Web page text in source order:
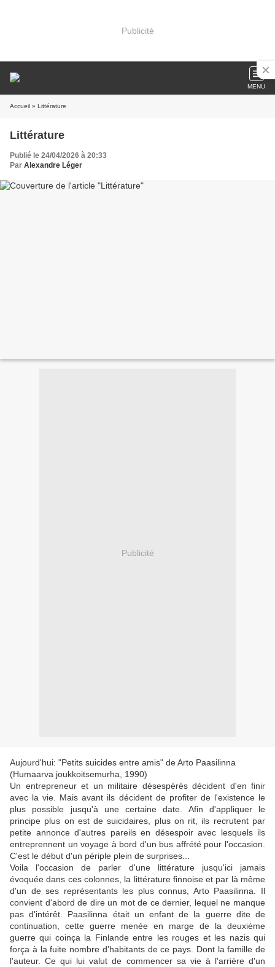
Publicité
MENU
Accueil » Littérature
Littérature
Publié le 24/04/2026 à 20:33
Par Alexandre Léger
Publicité
Aujourd'hui: "Petits suicides entre amis" de Arto Paasilinna
(Humaarva joukkoitsemurha, 1990)
Un entrepreneur et un militaire désespérés décident d'en finir
avec la vie. Mais avant ils décident de profiter de l'existence le
plus possible jusqu'à une certaine date. Afin d'appliquer le
principe plus on est de suicidaires, plus on rit, ils recrutent par
petite annonce d'autres pareils en désespoir avec lesquels ils
entreprennent un voyage à bord d'un bus affrété pour l'occasion.
C'est le début d'un périple plein de surprises...
Voila l'occasion de parler d'une littérature jusqu'ici jamais
évoquée dans ces colonnes, la littérature finnoise et par là même
d'un de ses représentants les plus connus, Arto Paasilinna. Il
convient d'abord de dire un mot de ce dernier, lequel ne manque
pas d'intérêt. Paasilinna était un enfant de la guerre dite de
continuation, cette guerre menée en marge de la deuxième
guerre qui coinça la Finlande entre les rouges et les nazis qui
força à la fuite nombre d'habitants de ce pays. Dont la famille de
l'auteur. Ce qui lui valut de commencer sa vie à l'arrière d'un